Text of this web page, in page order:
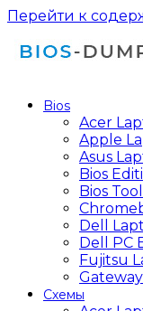
Перейти к
Bios
Acer
Apple
Asus
Bios
Bios
Dell
Dell PC
Fujitsu
Схемы